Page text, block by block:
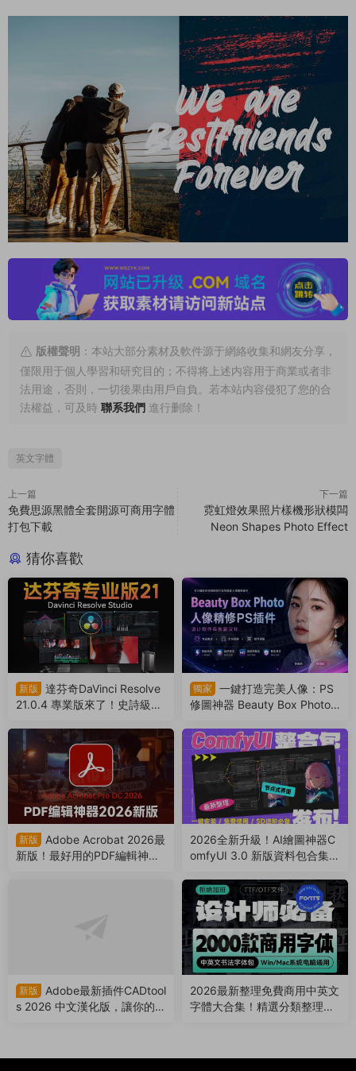
版權聲明 ：本站大部分素材及軟件源于網絡收集和網友分享，
僅限用于個人學習和研究目的；不得将上述内容用于商業或者非
法用途，否則，一切後果由用戶自負。若本站内容侵犯了您的合
法權益，可及時 聯系我們 進行删除！
英文字體
上一篇
免費思源黑體全套開源可商用字體
打包下載
下一篇
霓虹燈效果照片樣機形狀模闆
Neon Shapes Photo Effect
猜你喜歡
新版
達芬奇DaVinci Resolve
21.0.4 專業版來了！史詩級更
60808）
獨家
一鍵打造完美人像：PS
修圖神器 Beauty Box Photo
22）
新版
Adobe Acrobat 2026最
新版！最好用的PDF編輯神
2026全新升級！AI繪圖神器C
omfyUI 3.0 新版資料包合集，
合集（260203）
新版
Adobe最新插件CADtool
s 2026 中文漢化版，讓你的AI
2026最新整理免費商用中英文
字體大合集！精選分類整理，